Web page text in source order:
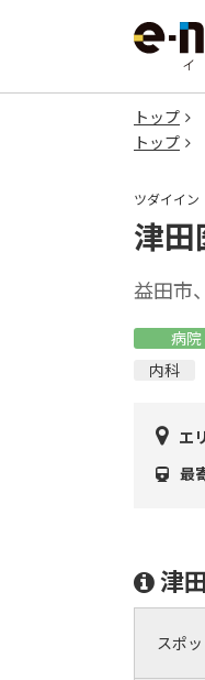
トップ
トップ
ツダイイン
津田
益田市
病院
内科
エ
最
津
スポ